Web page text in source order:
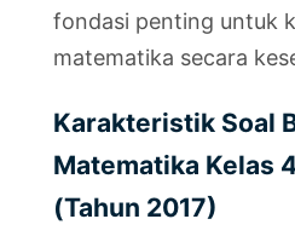
fondasi penting untuk
matematika secara
Karakteristik Soal
Matematika Kelas
(Tahun 2017)